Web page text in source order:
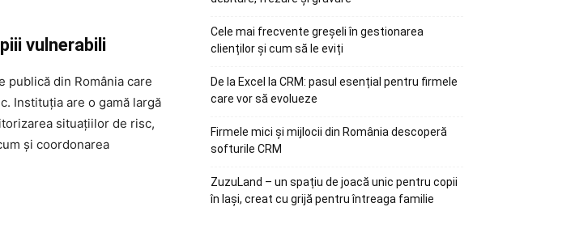
vulnerabili
publică din România care
Instituția are o gamă largă
situațiilor de risc,
și coordonarea
Cele mai frecvente greșeli în gestionarea
clienților și cum să le eviți
De la Excel la CRM: pasul esențial pentru firmele
care vor să evolueze
Firmele mici și mijlocii din România descoperă
softurile CRM
ZuzuLand – un spațiu de joacă unic pentru copii
în Iași, creat cu grijă pentru întreaga familie